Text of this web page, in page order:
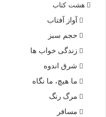
هشت کتاب
آواز آفتاب
حجم سبز
زندگی خواب ها
شرق اندوه
ما هیچ، ما نگاه
مرگ رنگ
مسافر